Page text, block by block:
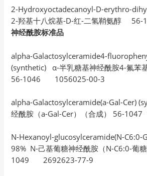
2-Hydroxyoctadecanoyl-D-erythro-
2-羟基十八烷基-D-红-二氢鞘氨醇
神经酰胺标准品
alpha-Galactosylceramide4-
(synthetic) α-半乳糖基神经酰胺4-氟苯
56-1046 1056025-00-3
alpha-Galactosylceramide(a-Gal-Cer)
经酰胺（a-Gal-Cer）（合成） 56-
N-Hexanoyl-glucosylceramide(N-C6:0-
98% N-己基葡糖神经酰胺（N-C6:0-
1049 2692623-77-9